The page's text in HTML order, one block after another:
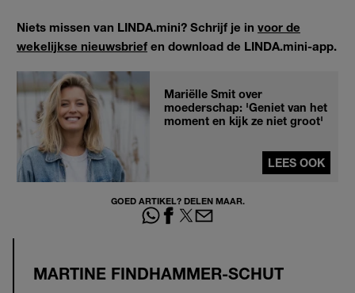
Niets missen van LINDA.mini? Schrijf je in voor de
wekelijkse nieuwsbrief en download de LINDA.mini-app.
Mariëlle Smit over
moederschap: 'Geniet van het
moment en kijk ze niet groot'
LEES OOK
GOED ARTIKEL? DELEN MAAR.
MARTINE FINDHAMMER-SCHUT